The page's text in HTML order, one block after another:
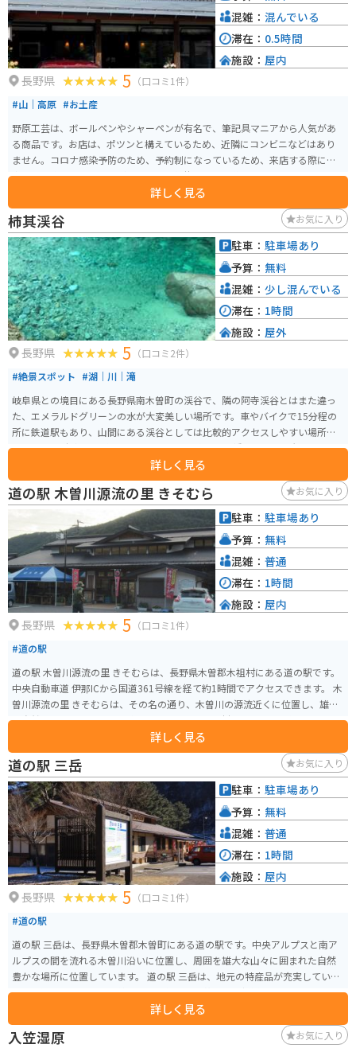
長野県 5 （口コミ1件）
#山｜高原 #お土産
野原工芸は、ボールペンやシャーペンが有名で、筆記具マニアから人気があ
る商品です。お店は、ポツンと構えているため、近隣にコンビニなどはあり
ません。コロナ感染予防のため、予約制になっているため、来店する際には
事前に予約しておくことが必要です。舗装された山道なので、バイクツーリ
ングでもとても楽しめます！素敵な筆記具を手に入れてみてはいかがでしょ
うか。
詳しく見る
混雑： 混んでいる
滞在： 0.5時間
施設： 屋内
柿其渓谷 お気に入り
長野県 5 （口コミ2件）
#絶景スポット #湖｜川｜滝
岐阜県との境目にある長野県南木曽町の渓谷で、隣の阿寺渓谷とはまた違っ
た、エメラルドグリーンの水が大変美しい場所です。車やバイクで15分程の
所に鉄道駅もあり、山間にある渓谷としては比較的アクセスしやすい場所に
あります。 駐車場は渓谷の入り口である恋路のつり橋周辺に2ヶ所、トイレも
あります。トイレと食事は渓谷の宿いちかわでも可能。清水と山菜を使用し
たそばが美味しいです。 駐車場に車もしくはバイクを駐め、つり橋からは徒
歩での移動となります。恋路のつり橋から最も水の色が濃く美しい黒渕まで
は、10分あればゆっくり歩いて写真を撮っても足ります。夏に訪れる人が多
いですが、春の若葉、秋の紅葉、冬の雪に色づく渓谷も魅力的です。
詳しく見る
駐車： 駐車場あり
予算： 無料
混雑： 少し混んでいる
滞在： 1時間
施設： 屋外
道の駅 木曽川源流の里 きそむら お気に入り
長野県 5 （口コミ1件）
#道の駅
道の駅 木曽川源流の里 きそむらは、長野県木曽郡木祖村にある道の駅です。
中央自動車道 伊那ICから国道361号線を経て約1時間でアクセスできます。 木
曽川源流の里 きそむらは、その名の通り、木曽川の源流近くに位置し、雄大
な自然に囲まれています。道の駅には、地元の食材をふんだんに使ったレス
トランや、特産品を販売するショップがあり、観光客に人気です。新鮮な野
菜や果物、山菜、きのこなどが手に入り、お土産にも最適です。また、木工
品や陶芸品など、地元の工芸品を販売する店もあります。 バイクで訪れる場
合、道の駅から乗鞍スカイラインや御嶽スカイラインへのアクセスが良く、
ツーリングの拠点としてもおすすめです。周辺には、キャンプ場や温泉など
もあり、自然を満喫することができます。 木曽の名産品である「朴葉味噌」
や「五平餅」も、ぜひ道の駅で味わってみてください。朴葉味噌は、朴の葉
の上で味噌と具材を焼いて食べる郷土料理で、ご飯のお供に最適です。五平
餅は、ご飯をつぶして串に巻き付け、味噌だれを塗って焼いたもので、香ば
しい香りが食欲をそそります。 道の駅 木曽川源流の里 きそむらは、自然豊か
な環境の中で、地元の食や文化に触れることができる場所です。
詳しく見る
駐車： 駐車場あり
予算： 無料
混雑： 普通
滞在： 1時間
施設： 屋内
道の駅 三岳 お気に入り
長野県 5 （口コミ1件）
#道の駅
道の駅 三岳は、長野県木曽郡木曽町にある道の駅です。中央アルプスと南ア
ルプスの間を流れる木曽川沿いに位置し、周囲を雄大な山々に囲まれた自然
豊かな場所に位置しています。 道の駅 三岳は、地元の特産品が充実している
ことで知られており、木曽ヒノキを使った工芸品や、新鮮な地元産の野菜、
山菜などが販売されています。また、併設されているレストランでは、地元
の食材を使った料理を楽しむことができます。 バイクで訪れる場合、道の駅
三岳は、ツーリングの休憩場所として最適です。駐車場も広く、バイクラッ
詳しく見る
駐車： 駐車場あり
予算： 無料
混雑： 普通
滞在： 1時間
施設： 屋内
入笠湿原 お気に入り